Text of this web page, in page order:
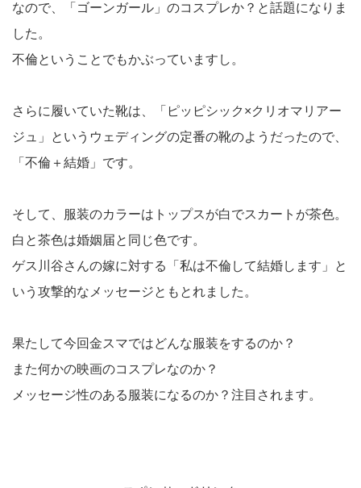
なので、「ゴーンガール」のコスプレか？と話題になりま
した。
不倫ということでもかぶっていますし。
さらに履いていた靴は、「ピッピシック×クリオマリアー
ジュ」というウェディングの定番の靴のようだったので、
「不倫＋結婚」です。
そして、服装のカラーはトップスが白でスカートが茶色。
白と茶色は婚姻届と同じ色です。
ゲス川谷さんの嫁に対する「私は不倫して結婚します」と
いう攻撃的なメッセージともとれました。
果たして今回金スマではどんな服装をするのか？
また何かの映画のコスプレなのか？
メッセージ性のある服装になるのか？注目されます。